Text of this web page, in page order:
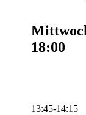
18:00
13:45-14:15